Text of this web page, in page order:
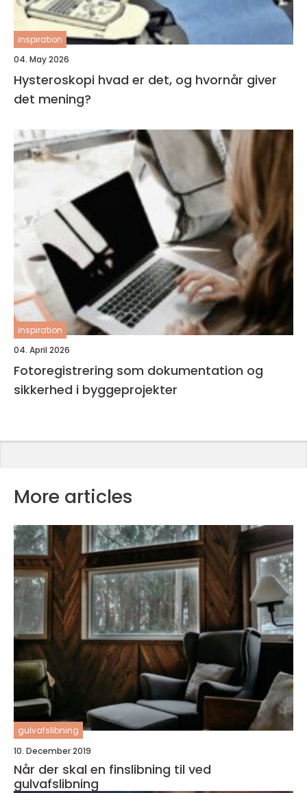
inspiration
04. May 2026
Hysteroskopi hvad er det, og hvornår giver
det mening?
inspiration
04. April 2026
Fotoregistrering som dokumentation og
sikkerhed i byggeprojekter
More articles
gulvafslibning
10. December 2019
Når der skal en finslibning til ved
gulvafslibning